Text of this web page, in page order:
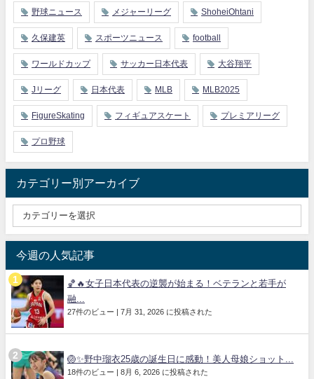
野球ニュース メジャーリーグ ShoheiOhtani
久保建英 スポーツニュース football
ワールドカップ サッカー日本代表 大谷翔平
Jリーグ 日本代表 MLB MLB2025
FigureSkating フィギュアスケート プレミアリーグ
プロ野球
カテゴリー別アーカイブ
今週の人気記事
🏀🔥女子日本代表の逆襲が始まる！ベテランと若手が
融...
27件のビュー 7月 31, 2026 に投稿された
🏐✨野中瑠衣25歳の誕生日に感動！美人母娘ショット...
18件のビュー 8月 6, 2026 に投稿された